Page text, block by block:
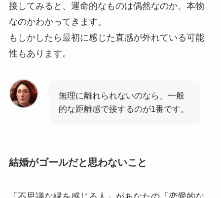
接してみると、運命的なものは偶然なのか、本物
なのかわかってきます。
もしかしたら最初に感じた直感が外れている可能
性もあります。
無理に離れられないのなら、一般
的な距離感で接するのが1番です。
結婚がゴールだと思わないこと